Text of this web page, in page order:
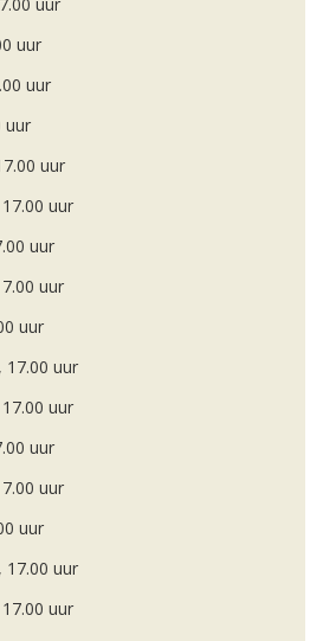
uur
uur
uur
uur
uur
uur
uur
uur
uur
17.00 uur
uur
uur
uur
uur
17.00 uur
uur